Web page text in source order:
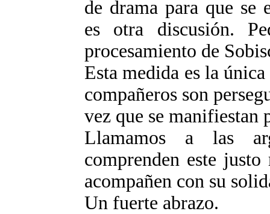
de drama para que se
es otra discusión.
procesamiento de
Esta medida es la
compañeros son
vez que se manifiestan
Llamamos a las
comprenden este
acompañen con su
Un fuerte abrazo.